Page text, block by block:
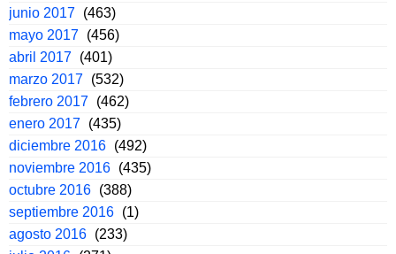
junio 2017 (463)
mayo 2017 (456)
abril 2017 (401)
marzo 2017 (532)
febrero 2017 (462)
enero 2017 (435)
diciembre 2016 (492)
noviembre 2016 (435)
octubre 2016 (388)
septiembre 2016 (1)
agosto 2016 (233)